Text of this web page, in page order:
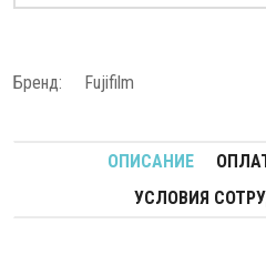
Бренд: Fujifilm
ОПИСАНИЕ
УСЛОВИЯ